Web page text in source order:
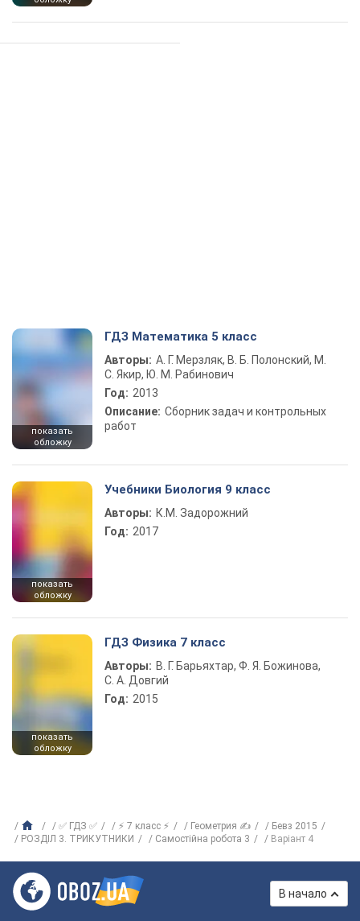
показать
обложку
ГДЗ Математика 5 класс
Авторы: А. Г. Мерзляк, В. Б. Полонский, М.
С. Якир, Ю. М. Рабинович
Год: 2013
Описание: Сборник задач и контрольных
работ
показать
обложку
Учебники Биология 9 класс
Авторы: К.М. Задорожний
Год: 2017
показать
обложку
ГДЗ Физика 7 класс
Авторы: В. Г. Барьяхтар, Ф. Я. Божинова,
С. А. Довгий
Год: 2015
✅ ГДЗ ✅ ⚡ 7 класс ⚡ Геометрия ✍
Бевз 2015
РОЗДІЛ 3. ТРИКУТНИКИ
Самостійна робота 3 Варіант 4
В начало